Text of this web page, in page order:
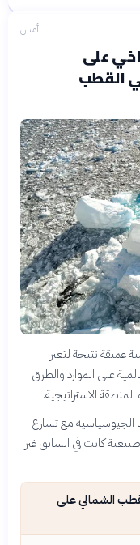
أمس
على
القطب
عميقة نتيجة لتغير
على الموارد والطرق
الاستراتيجية.
الجيوسياسية مع تسارع
كانت في السابق غير
الشمالي على